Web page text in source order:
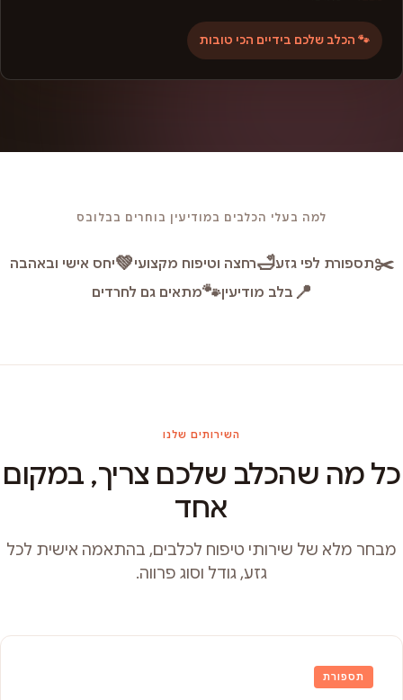
🐾 הכלב שלכם בידיים הכי טובות
למה בעלי הכלבים במודיעין בוחרים בבלובס
✂️תספורת לפי גזע🛁רחצה וטיפוח מקצועי💚יחס אישי ובאהבה
📍 בלב מודיעין🐾מתאים גם לחרדים
השירותים שלנו
כל מה שהכלב שלכם צריך, במקום
אחד
מבחר מלא של שירותי טיפוח לכלבים, בהתאמה אישית לכל
גזע, גודל וסוג פרווה.
תספורת